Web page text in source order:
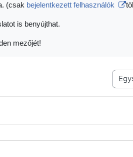
(csak bejelentkezett felhasználók
is benyújthat.
mezőjét!
Harmadik szintű navigáció